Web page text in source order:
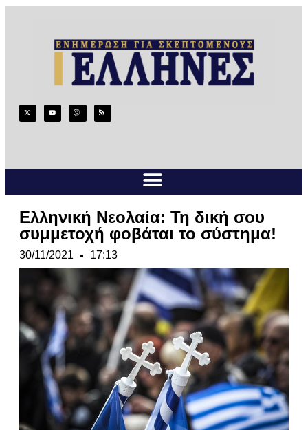
Ελληνική Νεολαία: Τη δική σου
συμμετοχή φοβάται το σύστημα!
30/11/2021 17:13